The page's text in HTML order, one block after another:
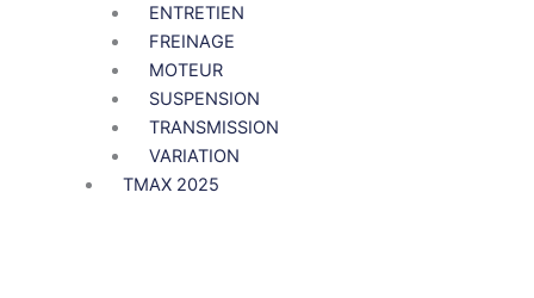
ENTRETIEN
FREINAGE
MOTEUR
SUSPENSION
TRANSMISSION
VARIATION
TMAX 2025